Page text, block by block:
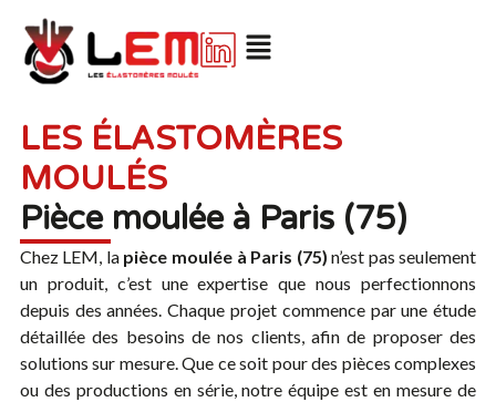
LES ÉLASTOMÈRES
MOULÉS
Pièce moulée à Paris (75)
Chez LEM, la pièce moulée à Paris (75) n’est pas seulement
un produit, c’est une expertise que nous perfectionnons
depuis des années. Chaque projet commence par une étude
détaillée des besoins de nos clients, afin de proposer des
solutions sur mesure. Que ce soit pour des pièces complexes
ou des productions en série, notre équipe est en mesure de